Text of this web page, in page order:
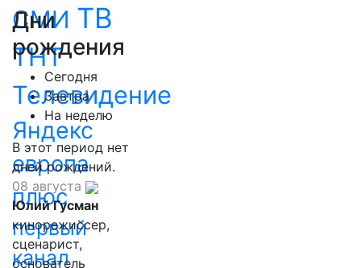
СМИ ТВ
ТНТ
Телевидение
Яндекс
европа
плюс
первый
канал
Дни
рождения
Сегодня
Завтра
На неделю
В этот период нет
дней рождений.
08 августа
Юлий Гусман
кинорежиссер,
сценарист,
основатель